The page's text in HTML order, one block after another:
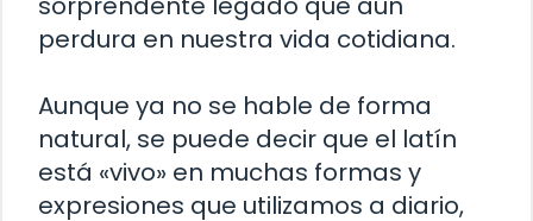
perdura en nuestra vida cotidiana.
Aunque ya no se hable de forma
natural, se puede decir que el latín
está «vivo» en muchas formas y
expresiones que utilizamos a diario,